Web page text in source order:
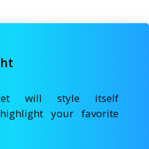
will style itself
your favorite